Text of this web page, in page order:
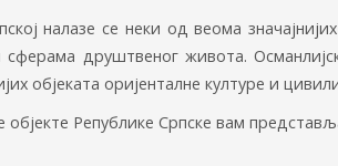
налазе се неки од веома
сферама друштвеног живота.
објеката оријенталне културе и
објекте Републике Српске вам